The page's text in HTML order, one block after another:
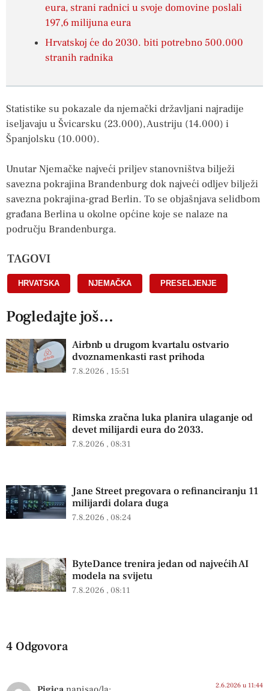
eura, strani radnici u svoje domovine poslali
197,6 milijuna eura
Hrvatskoj će do 2030. biti potrebno 500.000
stranih radnika
Statistike su pokazale da njemački državljani najradije
iseljavaju u Švicarsku (23.000), Austriju (14.000) i
Španjolsku (10.000).
Unutar Njemačke najveći priljev stanovništva bilježi
savezna pokrajina Brandenburg dok najveći odljev bilježi
savezna pokrajina-grad Berlin. To se objašnjava selidbom
građana Berlina u okolne općine koje se nalaze na
području Brandenburga.
TAGOVI
HRVATSKA NJEMAČKA PRESELJENJE
Pogledajte još...
Airbnb u drugom kvartalu ostvario
dvoznamenkasti rast prihoda
7.8.2026 15:51
Rimska zračna luka planira ulaganje od
devet milijardi eura do 2033.
7.8.2026 08:31
Jane Street pregovara o refinanciranju 11
milijardi dolara duga
7.8.2026 08:24
ByteDance trenira jedan od najvećih AI
modela na svijetu
7.8.2026 08:11
4 Odgovora
2.6.2026 u 11:44